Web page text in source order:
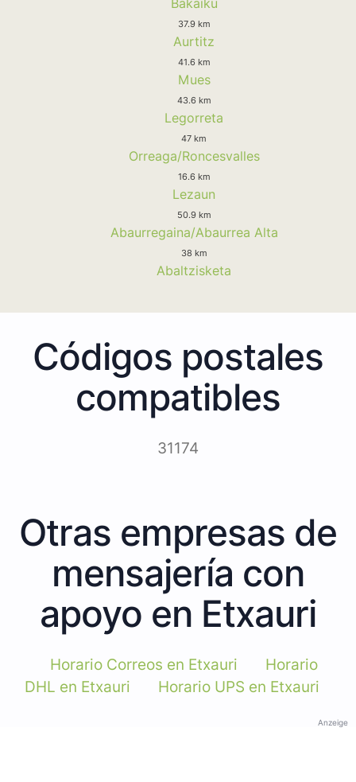
37.9 km
Aurtitz
41.6 km
Mues
43.6 km
Legorreta
47 km
Orreaga/Roncesvalles
16.6 km
Lezaun
50.9 km
Abaurregaina/Abaurrea Alta
38 km
Abaltzisketa
Códigos postales
compatibles
31174
Otras empresas de
mensajería con
apoyo en Etxauri
Horario Correos en Etxauri
Horario
DHL en Etxauri
Horario UPS en Etxauri
Anzeige